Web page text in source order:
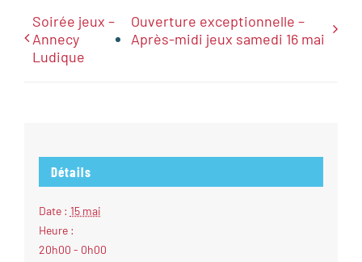
Soirée jeux –
Annecy
Ludique
Ouverture exceptionnelle –
Après-midi jeux samedi 16 mai
Détails
Date : 15 mai
Heure :
20h00 - 0h00